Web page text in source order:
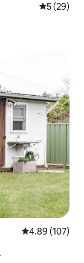
レビュー
5 (29)
レビュー107
4.89 (107)